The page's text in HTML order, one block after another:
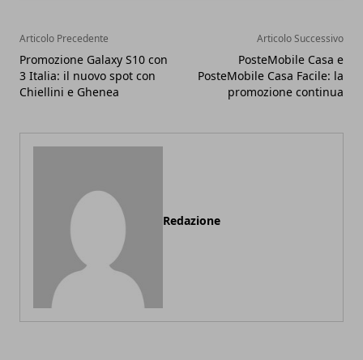
Articolo Precedente
Promozione Galaxy S10 con
3 Italia: il nuovo spot con
Chiellini e Ghenea
Articolo Successivo
PosteMobile Casa e
PosteMobile Casa Facile: la
promozione continua
Redazione